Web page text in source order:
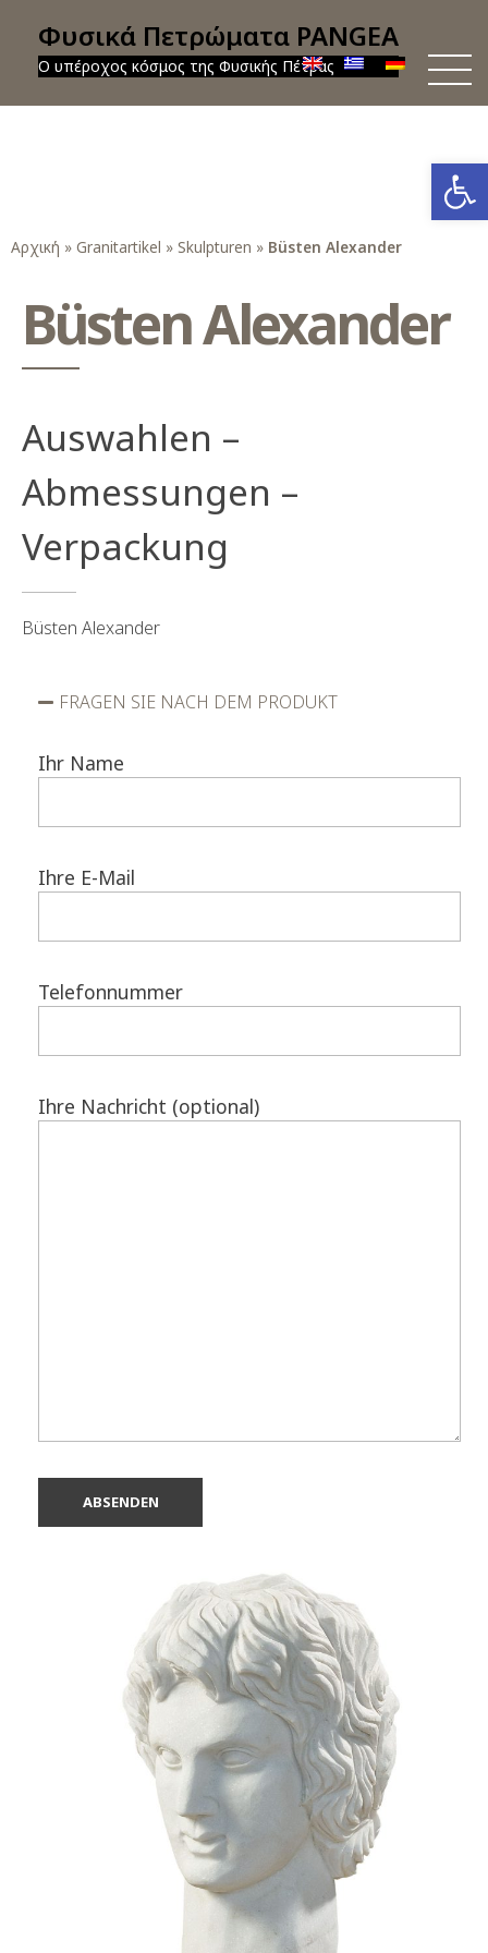
Φυσικά Πετρώματα PANGEA
Ο υπέροχος κόσμος της Φυσικής Πέτρας
Αρχική » Granitartikel » Skulpturen » Büsten Alexander
Auswahlen –
Abmessungen –
Verpackung
Büsten Alexander
FRAGEN SIE NACH DEM PRODUKT
Ihr Name
Ihre E-Mail
Telefonnummer
Ihre Nachricht (optional)
Büsten Alexander